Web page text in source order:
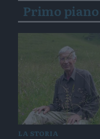
Primo piano
LA STORIA